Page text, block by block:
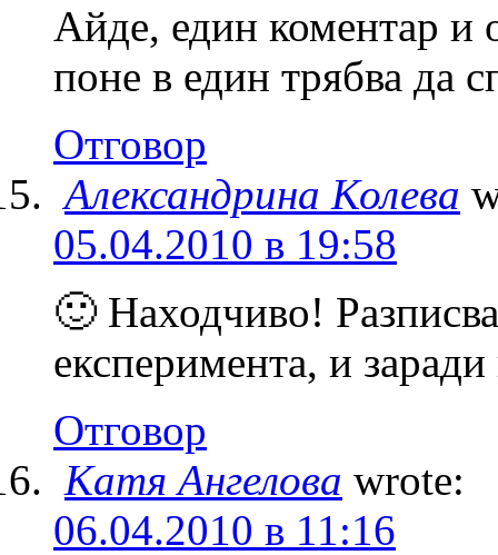
Айде, един коментар и
поне в един трябва да
Отговор
Александрина Колева
05.04.2010 в 19:58
🙂 Находчиво!
експеримента, и
Отговор
Катя Ангелова wrote:
06.04.2010 в 11:16